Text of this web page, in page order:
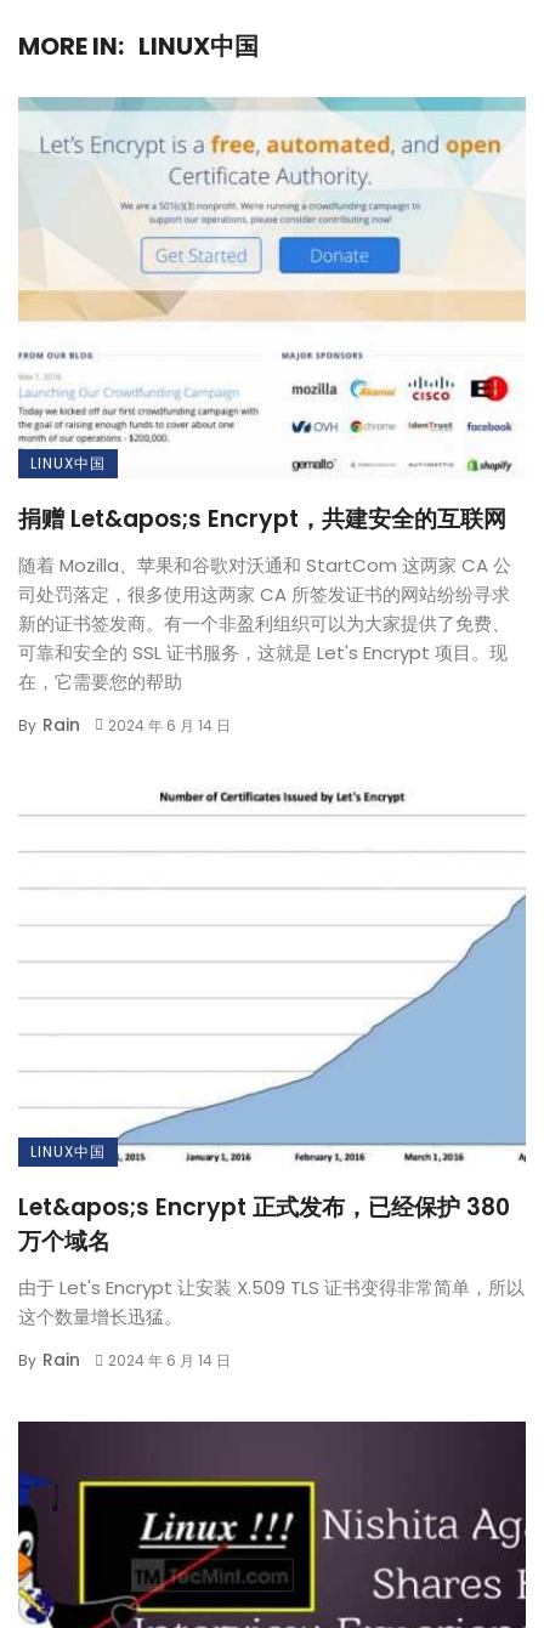
MORE IN: LINUX中国
LINUX中国
捐赠 Let&apos;s Encrypt，共建安全的互联网
随着 Mozilla、苹果和谷歌对沃通和 StartCom 这两家 CA 公
司处罚落定，很多使用这两家 CA 所签发证书的网站纷纷寻求
新的证书签发商。有一个非盈利组织可以为大家提供了免费、
可靠和安全的 SSL 证书服务，这就是 Let's Encrypt 项目。现
在，它需要您的帮助
By Rain 2024 年 6 月 14 日
LINUX中国
Let&apos;s Encrypt 正式发布，已经保护 380
万个域名
由于 Let's Encrypt 让安装 X.509 TLS 证书变得非常简单，所以
这个数量增长迅猛。
By Rain 2024 年 6 月 14 日